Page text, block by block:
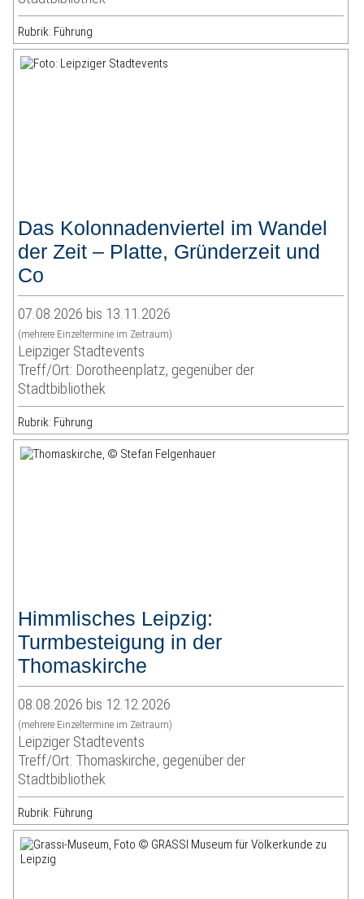
Rubrik: Führung
Das Kolonnadenviertel im Wandel
der Zeit – Platte, Gründerzeit und
Co
07.08.2026 bis 13.11.2026
(mehrere Einzeltermine im Zeitraum)
Leipziger Stadtevents
Treff/Ort: Dorotheenplatz, gegenüber der
Stadtbibliothek
Rubrik: Führung
Himmlisches Leipzig:
Turmbesteigung in der
Thomaskirche
08.08.2026 bis 12.12.2026
(mehrere Einzeltermine im Zeitraum)
Leipziger Stadtevents
Treff/Ort: Thomaskirche, gegenüber der
Stadtbibliothek
Rubrik: Führung